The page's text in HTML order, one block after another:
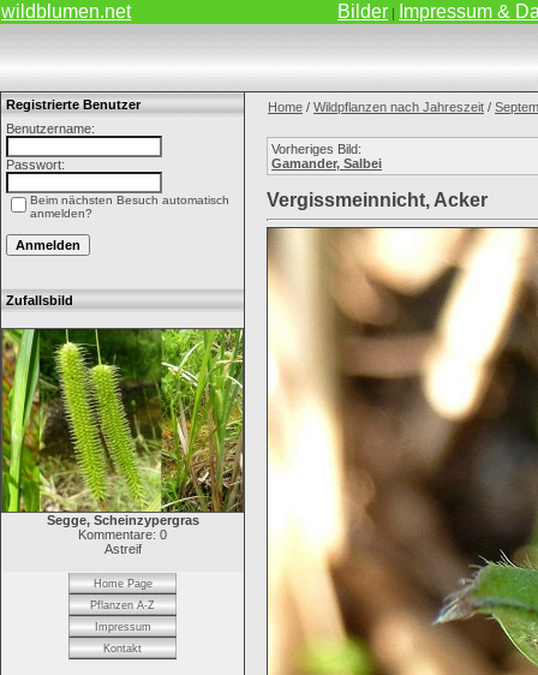
wildblumen.net Bilder | Impressum &
Registrierte Benutzer
Benutzername:
Passwort:
Beim nächsten Besuch automatisch
anmelden?
Zufallsbild
Segge, Scheinzypergras
Kommentare: 0
Astreif
Home Page
Pflanzen A-Z
Impressum
Kontakt
Home / Wildpflanzen nach Jahreszeit /
Vorheriges Bild:
Gamander, Salbei
Vergissmeinnicht, Acker